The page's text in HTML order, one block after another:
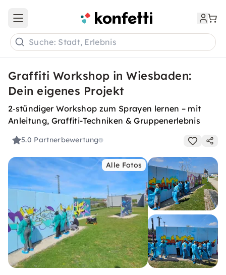
Open main menu
Suche: Stadt, Erlebnis
Graffiti Workshop in Wiesbaden:
Dein eigenes Projekt
2‑stündiger Workshop zum Sprayen lernen – mit
Anleitung, Graffiti-Techniken & Gruppenerlebnis
5.0 Partnerbewertung
Alle Fotos